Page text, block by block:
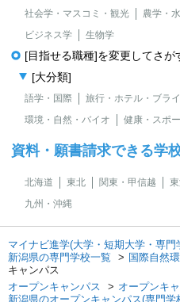
社会学・マスコミ・観光 農学・
ビジネス学
生物学
[目指せる職種]を変更してさが
[大分類]
語学・国際 旅行・ホテル・ブラ
環境・自然・バイオ
健康・スポ
資料・願書請求できる学
北海道 東北 関東・甲信越
九州・沖縄
マイナビ進学(大学・短期大学・専門
新潟県の専門学校一覧
国際自然
キャンパス
オープンキャンパス
オープンキ
新潟県のオープンキャンパス(専門学